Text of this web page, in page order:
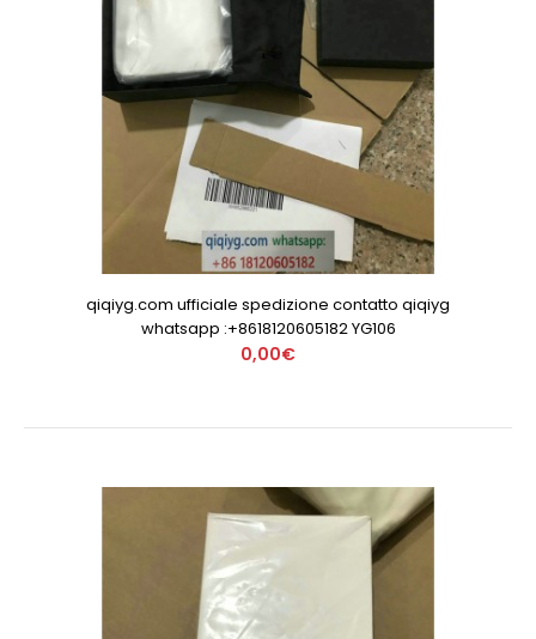
qiqiyg.com ufficiale spedizione contatto qiqiyg
whatsapp :+8618120605182 YG106
0,00€